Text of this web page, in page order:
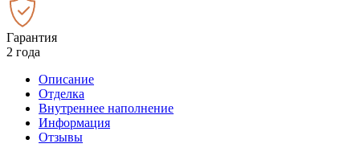
Гарантия
2 года
Описание
Отделка
Внутреннее наполнение
Информация
Отзывы